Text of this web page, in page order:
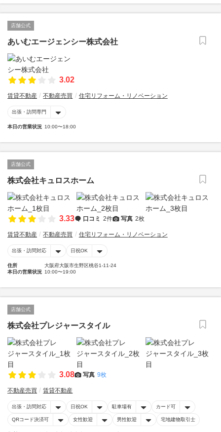
店舗公式
あいむエージェンシー株式会社
3.02
賃貸不動産 不動産売買 住宅リフォーム・リノベーション
出張・訪問専門
本日の営業状況 10:00〜18:00
店舗公式
株式会社キュロスホーム
3.33 口コミ 2件 写真 2枚
賃貸不動産 不動産売買 住宅リフォーム・リノベーション
出張・訪問対応 日祝OK
住所
大阪府大阪市生野区桃谷1-11-24
本日の営業状況 10:00〜19:00
店舗公式
株式会社プレジャースタイル
3.08 写真 9枚
不動産売買 賃貸不動産
出張・訪問対応 日祝OK 駐車場有 カード可
QRコード決済可 女性歓迎 男性歓迎 宅地建物取引士